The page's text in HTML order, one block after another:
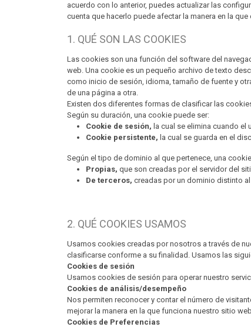
acuerdo con lo anterior, puedes actualizar las
cuenta que hacerlo puede afectar la manera en la
1. QUÉ SON LAS COOKIES
Las cookies son una función del software del
web. Una cookie es un pequeño archivo de texto
como inicio de sesión, idioma, tamaño de fuente y
de una página a otra.
Existen dos diferentes formas de clasificar las
Según su duración, una cookie puede ser:
Cookie de sesión, la cual se elimina cuando el
Cookie persistente, la cual se guarda en el
Según el tipo de dominio al que pertenece, una
Propias, que son creadas por el servidor del
De terceros, creadas por un dominio distinto
2. QUÉ COOKIES USAMOS
Usamos cookies creadas por nosotros a través de
clasificarse conforme a su finalidad. Usamos las
Cookies de sesión
Usamos cookies de sesión para operar nuestro
Cookies de análisis/desempeño
Nos permiten reconocer y contar el número de
mejorar la manera en la que funciona nuestro sitio
Cookies de Preferencias